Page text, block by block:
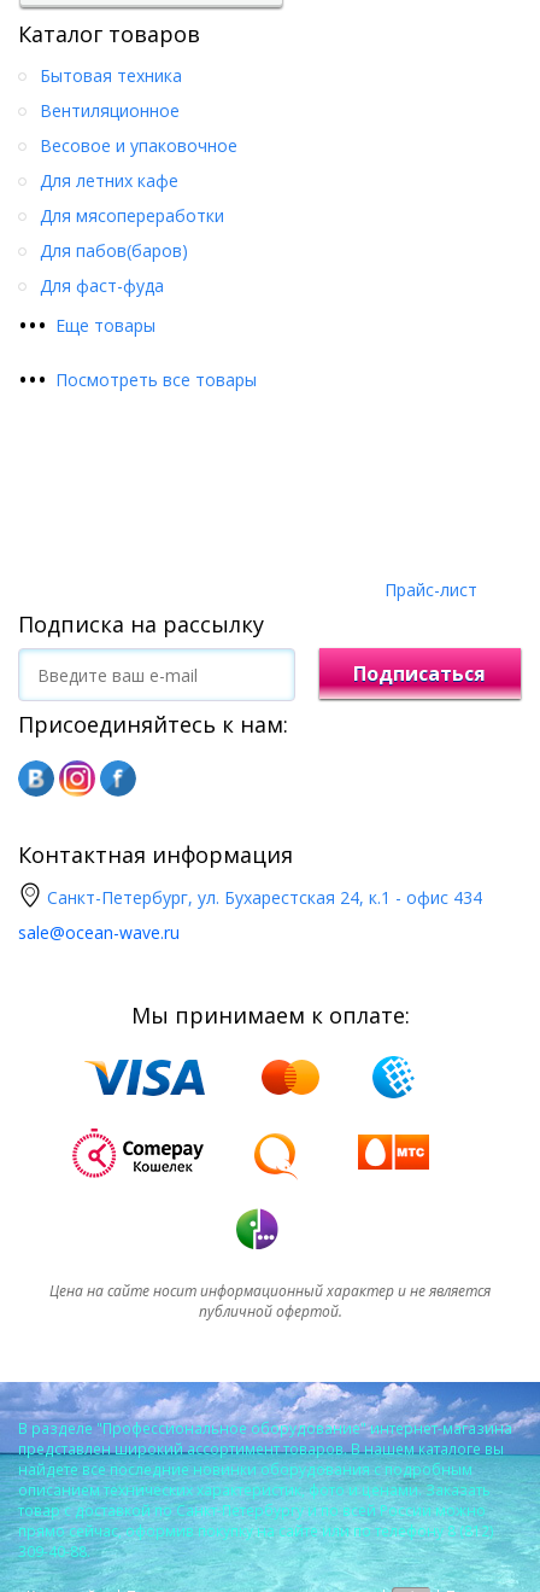
Каталог товаров
••• Еще товары
Бытовая техника
Вентиляционное
Весовое и упаковочное
Для летних кафе
Для мясопереработки
Для пабов(баров)
Для фаст-фуда
••• Посмотреть все товары
Прайс-лист
Подписка на рассылку
Подписаться
Присоединяйтесь к нам:
Контактная информация
Санкт-Петербург, ул. Бухарестская 24, к.1 - офис 434
sale@ocean-wave.ru
Мы принимаем к оплате:
Цена на сайте носит информационный характер и не является
публичной офертой.
В разделе "Профессиональное оборудование" интернет-магазина
представлен широкий ассортимент товаров. В нашем каталоге вы
найдете все последние новинки оборудования с подробным
описанием технических характеристик, фото и ценами. Заказать
товар с доставкой по Санкт-Петербургу и по всей России можно
прямо сейчас, оформив покупку на сайте или по телефону 8 (812)
309-40-88.